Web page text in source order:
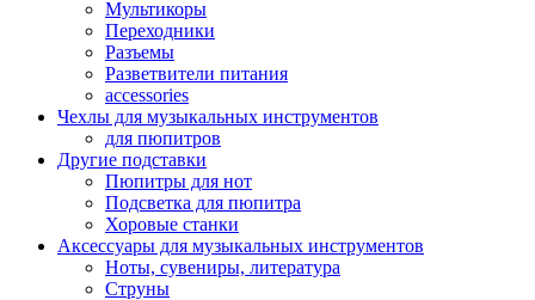
Мультикоры
Переходники
Разъемы
Разветвители питания
accessories
Чехлы для музыкальных инструментов
для пюпитров
Другие подставки
Пюпитры для нот
Подсветка для пюпитра
Хоровые станки
Аксессуары для музыкальных инструментов
Ноты, сувениры, литература
Струны